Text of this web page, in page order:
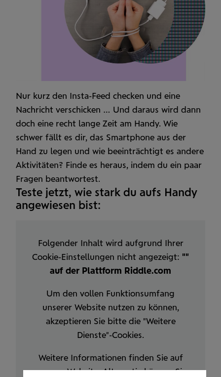
Nur kurz den Insta-Feed checken und eine
Nachricht verschicken … Und daraus wird dann
doch eine recht lange Zeit am Handy. Wie
schwer fällt es dir, das Smartphone aus der
Hand zu legen und wie beeinträchtigt es andere
Aktivitäten? Finde es heraus, indem du ein paar
Fragen beantwortest.
Teste jetzt, wie stark du aufs Handy
ange­wiesen bist:
Folgender Inhalt wird aufgrund Ihrer
Cookie-Einstellungen nicht angezeigt: ""
auf der Plattform Riddle.com
Um den vollen Funktionsumfang
unserer Website nutzen zu können,
akzeptieren Sie bitte die "Weitere
Dienste"-Cookies.
Weitere Informationen finden Sie auf
unsererWebsite.Alternativ können Sie